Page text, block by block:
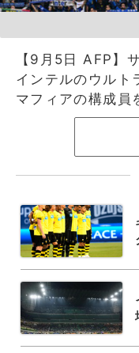
【9月5日 AFP】
インテルのウルト
マフィアの構成員